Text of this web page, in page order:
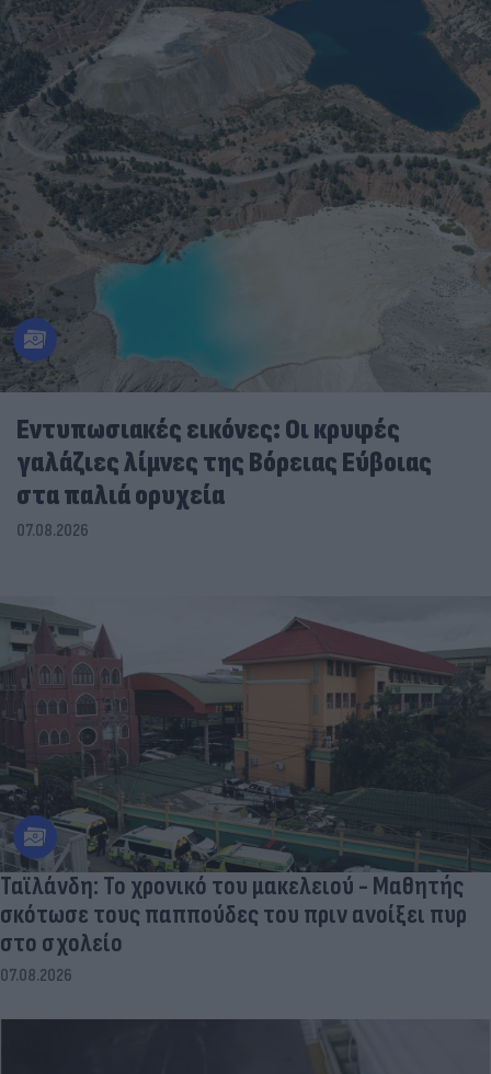
Εντυπωσιακές εικόνες: Οι κρυφές
γαλάζιες λίμνες της Βόρειας Εύβοιας
στα παλιά ορυχεία
07.08.2026
Ταϊλάνδη: Το χρονικό του μακελειού - Μαθητής
σκότωσε τους παππούδες του πριν ανοίξει πυρ
στο σχολείο
07.08.2026